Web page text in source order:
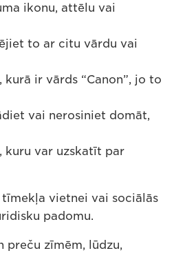
ikonu, attēlu vai
to ar citu vārdu vai
ir vārds “Canon”, jo to
vai nerosiniet domāt,
kuru var uzskatīt par
vietnei vai sociālās
padomu.
preču zīmēm, lūdzu,